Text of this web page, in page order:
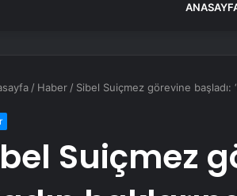
/ Haber / Sibel Suiçmez görevine başladı:
Suiçmez